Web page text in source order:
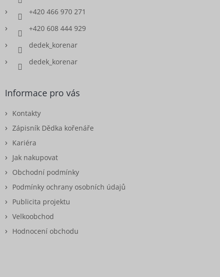
+420 466 970 271
+420 608 444 929
dedek_korenar
dedek_korenar
Informace pro vás
Kontakty
Zápisník Dědka kořenáře
Kariéra
Jak nakupovat
Obchodní podmínky
Podmínky ochrany osobních údajů
Publicita projektu
Velkoobchod
Hodnocení obchodu